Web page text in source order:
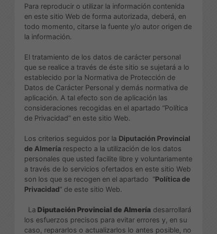
Para reproducir o utilizar la información contenida
en este sitio Web de forma autorizada, deberá, en
todo momento, citarse la fuente y/o autor origen de
la información.
El tratamiento de los datos de carácter personal
que se realice a través de éste sitio se sujetará a lo
establecido por la Normativa de Protección de
Datos de Carácter Personal y demás normativa de
aplicación. A tal efecto son de aplicación las
consideraciones recogidas en el apartado “Política
de Privacidad” en este sitio Web.
Los criterios seguidos por la Diputación Provincial
de Almería respecto a la utilización de los datos
personales que usted facilite libre y voluntariamente
a través de lo servicios ofertados en este sitio Web
son los que se recogen en el apartado “Política de
Privacidad” de este sitio Web.
La Diputación Provincial de Almería desarrollará
los esfuerzos precisos para evitar errores y, en su
caso, repararlos o actualizarlos lo antes posible, no